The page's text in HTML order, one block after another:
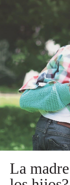
La